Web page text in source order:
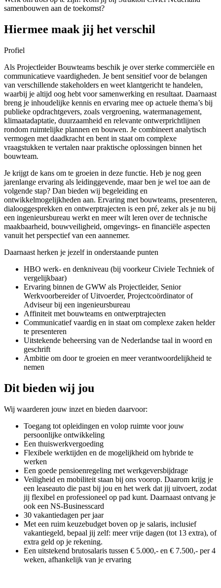
samenbouwen aan de toekomst?
Hiermee maak jij het verschil
Profiel
Als Projectleider Bouwteams beschik je over sterke commerciële en
communicatieve vaardigheden. Je bent sensitief voor de belangen
van verschillende stakeholders en weet klantgericht te handelen,
waarbij je altijd oog hebt voor samenwerking en resultaat. Daarnaast
breng je inhoudelijke kennis en ervaring mee op actuele thema’s bij
publieke opdrachtgevers, zoals vergroening, watermanagement,
klimaatadaptatie, duurzaamheid en relevante ontwerprichtlijnen
rondom ruimtelijke plannen en bouwen. Je combineert analytisch
vermogen met daadkracht en bent in staat om complexe
vraagstukken te vertalen naar praktische oplossingen binnen het
bouwteam.
Je krijgt de kans om te groeien in deze functie. Heb je nog geen
jarenlange ervaring als leidinggevende, maar ben je wel toe aan de
volgende stap? Dan bieden wij begeleiding en
ontwikkelmogelijkheden aan. Ervaring met bouwteams, presenteren,
dialooggesprekken en ontwerptrajecten is een pré, zeker als je nu bij
een ingenieursbureau werkt en meer wilt leren over de technische
maakbaarheid, bouwveiligheid, omgevings- en financiële aspecten
vanuit het perspectief van een aannemer.
Daarnaast herken je jezelf in onderstaande punten
HBO werk- en denkniveau (bij voorkeur Civiele Techniek of
vergelijkbaar)
Ervaring binnen de GWW als Projectleider, Senior
Werkvoorbereider of Uitvoerder, Projectcoördinator of
Adviseur bij een ingenieursbureau
Affiniteit met bouwteams en ontwerptrajecten
Communicatief vaardig en in staat om complexe zaken helder
te presenteren
Uitstekende beheersing van de Nederlandse taal in woord en
geschrift
Ambitie om door te groeien en meer verantwoordelijkheid te
nemen
Dit bieden wij jou
Wij waarderen jouw inzet en bieden daarvoor:
Toegang tot opleidingen en volop ruimte voor jouw
persoonlijke ontwikkeling
Een thuiswerkvergoeding
Flexibele werktijden en de mogelijkheid om hybride te
werken
Een goede pensioenregeling met werkgeversbijdrage
Veiligheid en mobiliteit staan bij ons voorop. Daarom krijg je
een leaseauto die past bij jou en het werk dat jij uitvoert, zodat
jij flexibel en professioneel op pad kunt. Daarnaast ontvang je
ook een NS-Businesscard
30 vakantiedagen per jaar
Met een ruim keuzebudget boven op je salaris, inclusief
vakantiegeld, bepaal jij zelf: meer vrije dagen (tot 13 extra), of
extra geld op je rekening.
Een uitstekend brutosalaris tussen € 5.000,- en € 7.500,- per 4
weken, afhankelijk van je ervaring